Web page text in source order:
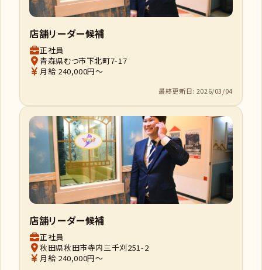
店舗リーダー候補
正社員
青森県むつ市下北町7-17
月給 240,000円～
最終更新日: 2026/03/04
店舗リーダー候補
正社員
秋田県秋田市寺内三千刈251-2
月給 240,000円～